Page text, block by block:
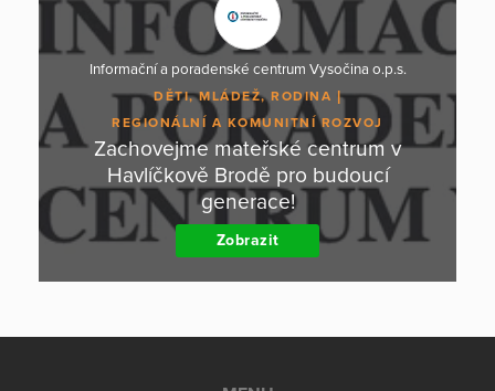
Informační a poradenské centrum Vysočina o.p.s.
DĚTI, MLÁDEŽ, RODINA
REGIONÁLNÍ A KOMUNITNÍ ROZVOJ
Zachovejme mateřské centrum v
Havlíčkově Brodě pro budoucí
generace!
Zobrazit